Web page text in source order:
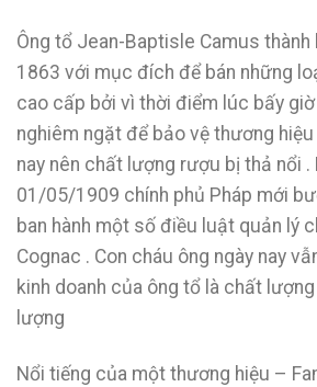
Ông tổ Jean-Baptisle Camus thành
1863 với mục đích để bán những
cao cấp bởi vì thời điểm lúc bấy
nghiêm ngặt để bảo vệ thương
nay nên chất lượng rượu bị thả nổi .
01/05/1909 chính phủ Pháp mới
ban hành một số điều luật quản lý
Cognac . Con cháu ông ngày nay
kinh doanh của ông tổ là chất
lượng
Nổi tiếng của một thương hiệu –